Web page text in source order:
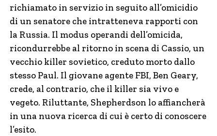
richiamato in servizio in seguito all’omicidio
di un senatore che intratteneva rapporti con
la Russia. Il modus operandi dell’omicida,
ricondurrebbe al ritorno in scena di Cassio, un
vecchio killer sovietico, creduto morto dallo
stesso Paul. Il giovane agente FBI, Ben Geary,
crede, al contrario, che il killer sia vivo e
vegeto. Riluttante, Shepherdson lo affiancherà
in una nuova ricerca di cui è certo di conoscere
l’esito.